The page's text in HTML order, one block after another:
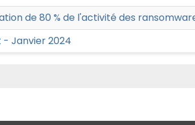
de 80 % de l'activité des
Janvier 2024